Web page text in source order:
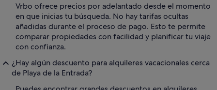
Vrbo ofrece precios por adelantado desde el momento
en que inicias tu búsqueda. No hay tarifas ocultas
añadidas durante el proceso de pago. Esto te permite
comparar propiedades con facilidad y planificar tu viaje
con confianza.
¿Hay algún descuento para alquileres vacacionales cerca
de Playa de la Entrada?